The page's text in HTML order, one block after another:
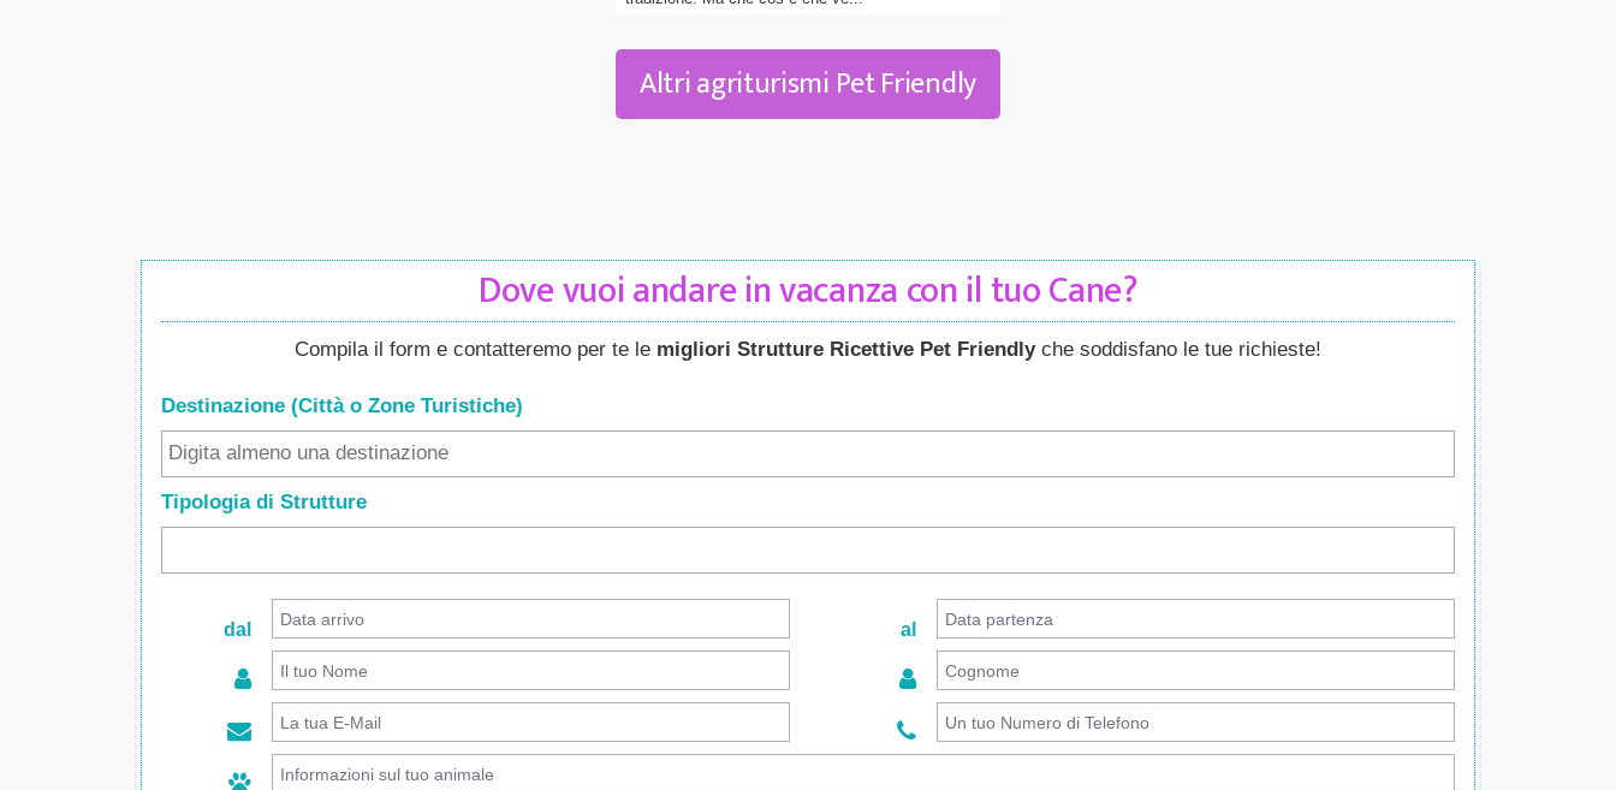
Altri agriturismi Pet Friendly
Dove vuoi andare in vacanza con il tuo Cane?
Compila il form e contatteremo per te le migliori Strutture Ricettive Pet Friendlyche soddisfano le tue richieste!
Destinazione (Città o Zone Turistiche)
Tipologia di Strutture
dal al